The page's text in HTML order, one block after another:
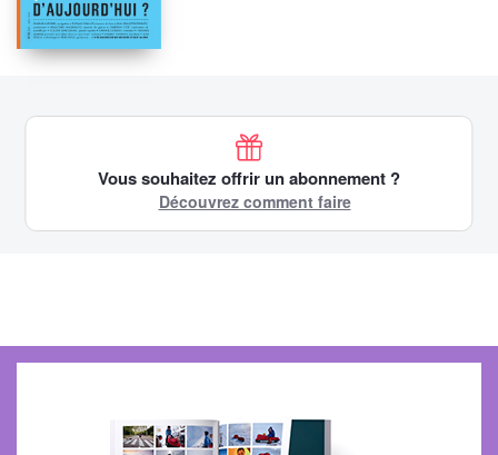
Vous souhaitez offrir un abonnement ?
Découvrez comment faire